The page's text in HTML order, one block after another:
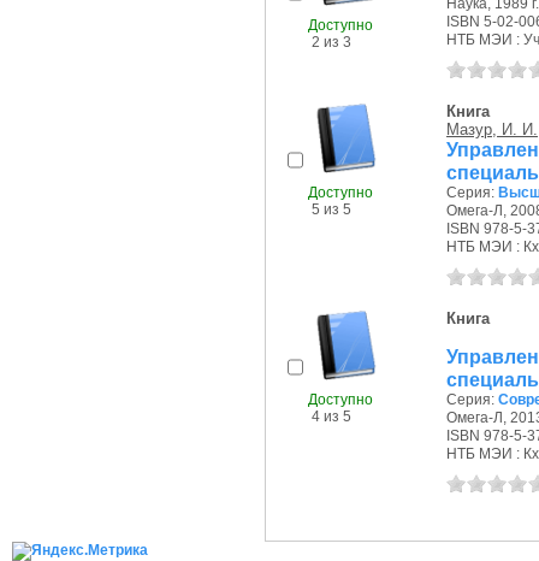
Доступно
2 из 3
Наука, 1989 г.
ISBN 5-02-
НТБ МЭИ :
Доступно
5 из 5
Книга
Мазур, И. И.
Серия:
Омега-Л,
ISBN 978-5-
НТБ МЭИ : Кх
Доступно
4 из 5
Книга
Серия:
Омега-Л,
ISBN 978-5-
НТБ МЭИ :